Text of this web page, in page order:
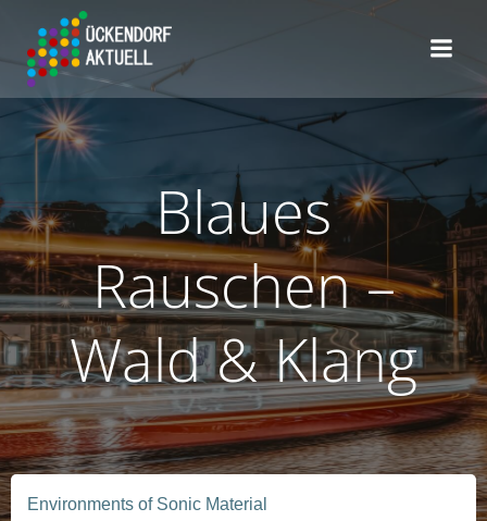
Blaues
Rauschen –
Wald & Klang
Environments of Sonic Material